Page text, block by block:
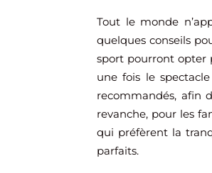
Tout le monde
quelques conseils
sport pourront opter
une fois le
recommandés, afin
revanche, pour les
qui préfèrent la
parfaits.